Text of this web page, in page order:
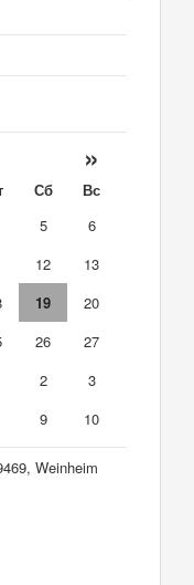
»
Сб
Вс
5
6
12
13
19
20
26
27
2
3
9 10
Weinheim